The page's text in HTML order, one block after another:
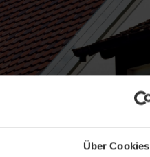
Über Cookies